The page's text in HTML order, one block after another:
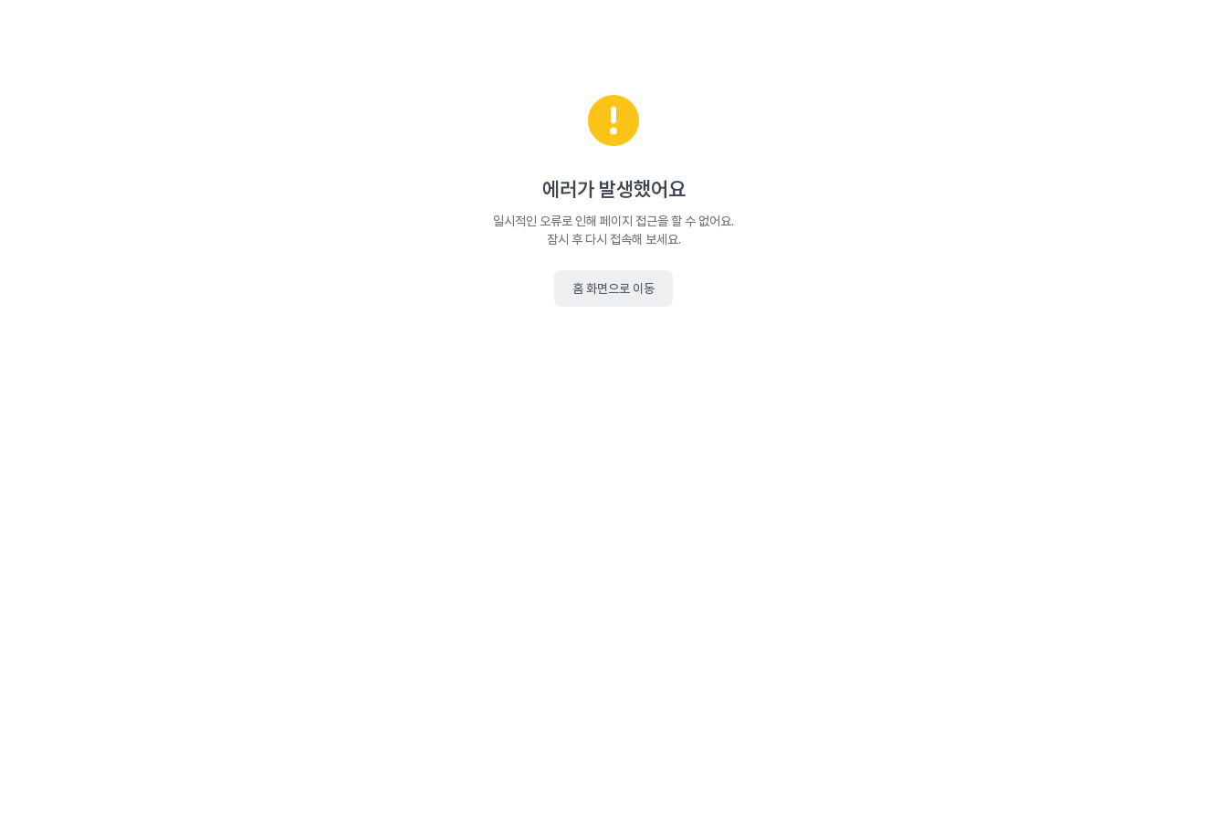
에러가 발생했어요
일시적인 오류로 인해 페이지 접근을 할 수 없어요.
잠시 후 다시 접속해 보세요.
홈 화면으로 이동